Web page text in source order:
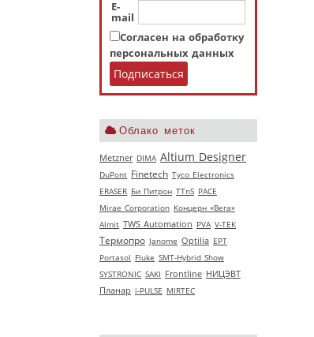
E-
mail
Согласен на обработку
персональных данных
Облако меток
Metzner DIMA Altium Designer
DuPont Finetech Tyco Electronics
ERASER Би Питрон TTnS РАСЕ
Mirae Corporation Концерн «Вега»
Almit TWS Automation PVA V‑TEK
Термопро Janome Optilia EPT
Portasol Fluke SMT-Hybrid Show
SYSTRONIC SAKI Frontline НИЦЭВТ
Планар i-PULSE MIRTEC